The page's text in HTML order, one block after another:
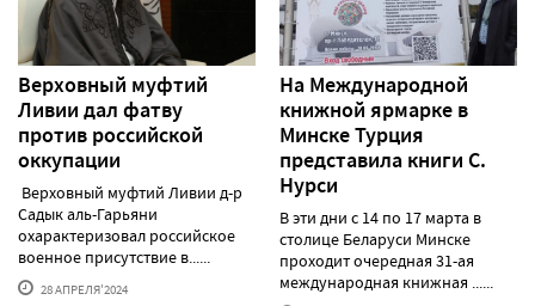
Верховный муфтий
Ливии дал фатву
против российской
оккупации
Верховный муфтий Ливии д-р
Садык аль-Гарьяни
охарактеризовал российское
военное присутствие в......
28 АПРЕЛЯ'2024
На Международной
книжной ярмарке в
Минске Турция
представила книги С.
Нурси
В эти дни с 14 по 17 марта в
столице Беларуси Минске
проходит очередная 31-ая
международная книжная ......